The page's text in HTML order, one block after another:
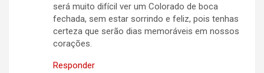
será muito difícil ver um Colorado de boca
fechada, sem estar sorrindo e feliz, pois tenhas
certeza que serão dias memoráveis em nossos
corações.
Responder